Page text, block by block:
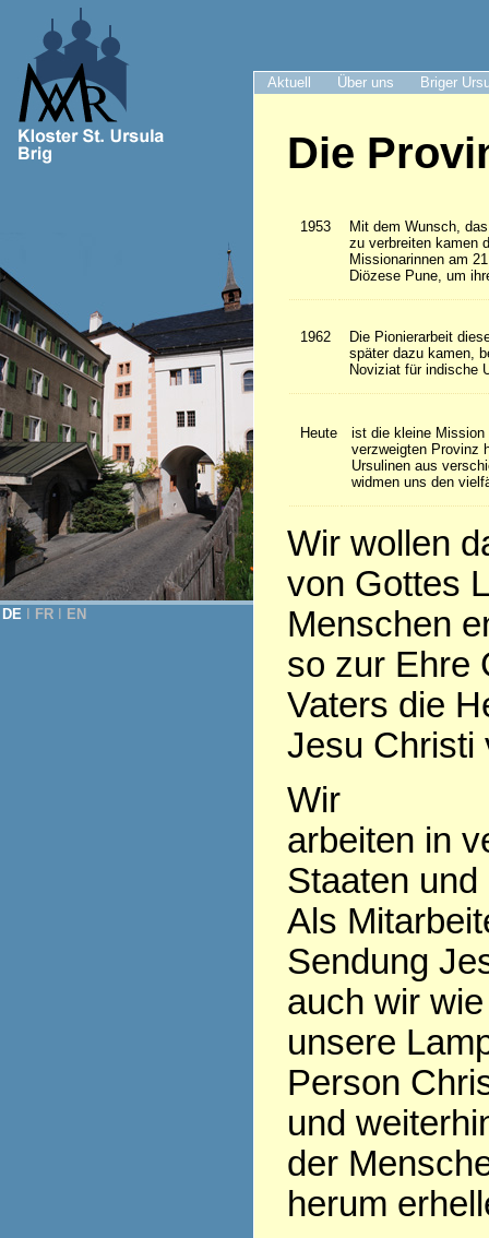
Aktuell Über uns Briger
DE FR EN
Die
1953
Mit dem Wunsch,
zu verbreiten kamen
Missionarinnen am
Diözese Pune, um
1962
Die Pionierarbeit
später dazu kamen,
Noviziat für indische
Heute
ist die kleine
verzweigten Provinz
Ursulinen aus
widmen uns den
Wir wollen
von Gottes
Menschen
so zur Ehre
Vaters die
Jesu Christi
Wir
arbeiten in
Staaten
Als
Sendung
auch wir
unsere
Person
und
der
herum